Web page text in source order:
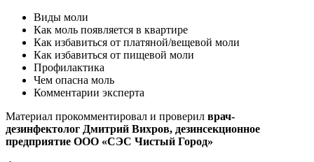
Виды моли
Как моль появляется в квартире
Как избавиться от платяной/вещевой моли
Как избавиться от пищевой моли
Профилактика
Чем опасна моль
Комментарии эксперта
Материал прокомментировал и проверил врач-
дезинфектолог Дмитрий Вихров, дезинсекционное
предприятие ООО «СЭС Чистый Город»